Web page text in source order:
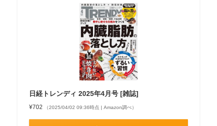
日経トレンディ 2025年4月号 [雑誌]
¥702 （2025/04/02 09:36時点 | Amazon調べ）